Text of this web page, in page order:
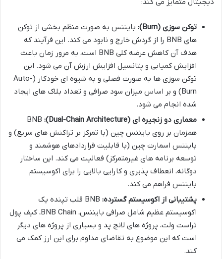
توکن سوزی (Burn):
بایننس به صورت منظم بخشی از توکن
های BNB را از گردش خارج و نابود می کند. این فرآیند که
هدف آن کاهش عرضه کلی BNB است، به مرور زمان باعث
افزایش کمیابی و پتانسیل افزایش ارزش آن می شود. این
توکن سوزی ها به صورت فصلی و به شیوه ای خودکار (Auto-
Burn) و بر اساس میزان سود صرافی و تعداد بلاک های ایجاد
شده انجام می شود.
معماری دو زنجیره ای (Dual-Chain Architecture):
BNB
همزمان بر روی بایننس چین (با تمرکز بر تراکنش های سریع) و
بایننس اسمارت چین (با قابلیت قراردادهای هوشمند و
توسعه برنامه های غیرمتمرکز) فعالیت می کند. این ساختار
دوگانه، انعطاف پذیری و کارایی بالایی را برای اکوسیستم
بایننس فراهم می کند.
پشتیبانی از اکوسیستم گسترده:
BNB قلب تپنده یک
اکوسیستم عظیم شامل صرافی بایننس، BNB Chain، کیف پول
تراست ولت، پروژه های لانچ پد و بسیاری از پروژه های دیگر
است که این موضوع به تقاضای مداوم برای این ارز کمک می
کند.